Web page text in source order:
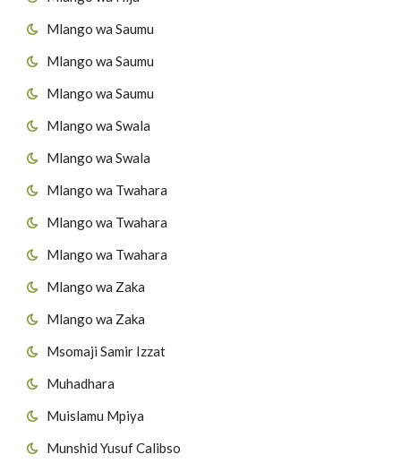
Mlango wa Saumu
Mlango wa Saumu
Mlango wa Saumu
Mlango wa Swala
Mlango wa Swala
Mlango wa Twahara
Mlango wa Twahara
Mlango wa Twahara
Mlango wa Zaka
Mlango wa Zaka
Msomaji Samir Izzat
Muhadhara
Muislamu Mpiya
Munshid Yusuf Calibso